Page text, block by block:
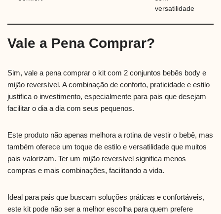
versatilidade
Vale a Pena Comprar?
Sim, vale a pena comprar o kit com 2 conjuntos bebês body e
mijão reversível. A combinação de conforto, praticidade e estilo
justifica o investimento, especialmente para pais que desejam
facilitar o dia a dia com seus pequenos.
Este produto não apenas melhora a rotina de vestir o bebê, mas
também oferece um toque de estilo e versatilidade que muitos
pais valorizam. Ter um mijão reversível significa menos
compras e mais combinações, facilitando a vida.
Ideal para pais que buscam soluções práticas e confortáveis,
este kit pode não ser a melhor escolha para quem prefere